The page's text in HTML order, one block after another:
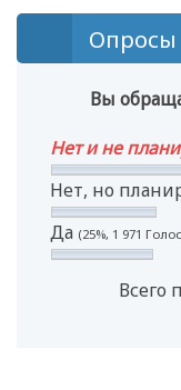
Опросы
Вы
Нет и не
Нет, но
Да (25%, 1 971
Всего